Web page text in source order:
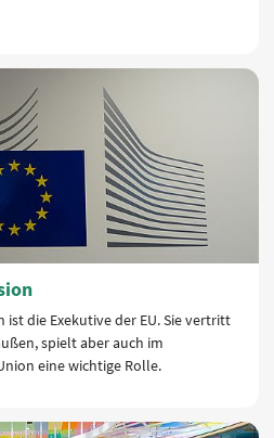
ist die Exekutive der EU. Sie vertritt
spielt aber auch im
eine wichtige Rolle.